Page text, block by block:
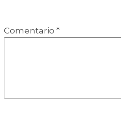
Comentario *